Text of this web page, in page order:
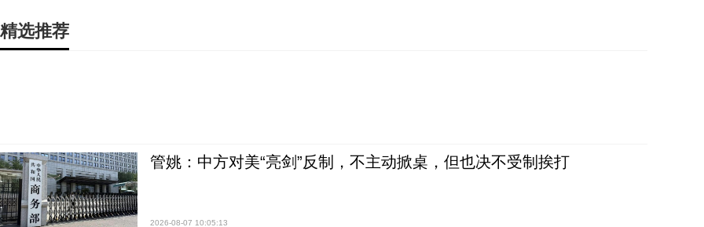
精选推荐
管姚：中方对美“亮剑”反制，不主动掀桌，但也决不受制挨打
2026-08-07 10:05:13